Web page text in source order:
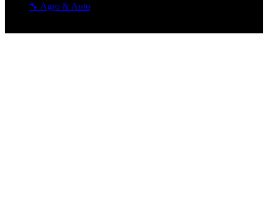
🔧 Agro & Auto